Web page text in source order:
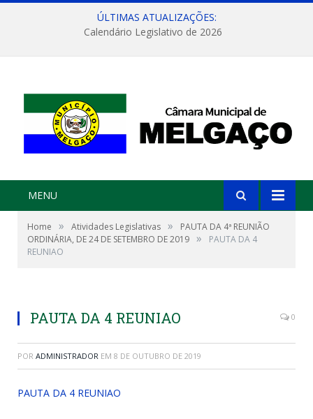
ÚLTIMAS ATUALIZAÇÕES:
Calendário Legislativo de 2026
MENU
Home » Atividades Legislativas »
PAUTA DA 4ª REUNIÃO
ORDINÁRIA, DE 24 DE SETEMBRO DE 2019 »
PAUTA DA 4
REUNIAO
PAUTA DA 4 REUNIAO 0
POR ADMINISTRADOR EM 8 DE OUTUBRO DE 2019
PAUTA DA 4 REUNIAO